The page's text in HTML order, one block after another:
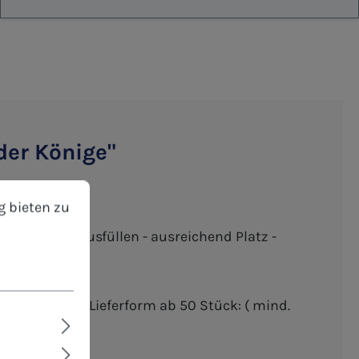
Könige"
Einfaches Ausfüllen - ausreichend Platz -
- Lieferform ab 50 Stück: ( mind.
zu können.
bieten zu